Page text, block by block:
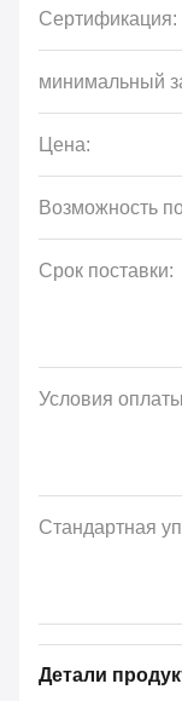
Сертификация:
минимальный
Цена:
Возможность
Срок поставки:
Условия
Стандартная
Детали